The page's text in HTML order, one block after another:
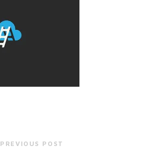
PREVIOUS POST